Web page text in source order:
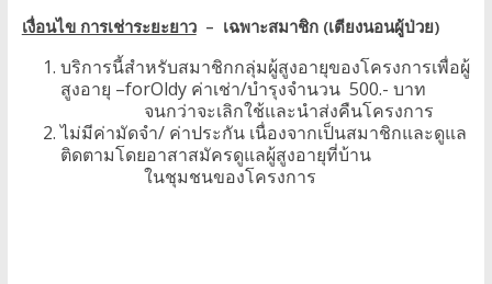
เงื่อนไข การเช่าระยะยาว– เฉพาะสมาชิก (เตียงนอนผู้ป่วย)
บริการนี้สำหรับสมาชิกกลุ่มผู้สูงอายุของโครงการเพื่อผู้
สูงอายุ –forOldy ค่าเช่า/บำรุงจำนวน 500.- บาท
จนกว่าจะเลิกใช้และนำส่งคืนโครงการ
ไม่มีค่ามัดจำ/ ค่าประกัน เนื่องจากเป็นสมาชิกและดูแล
ติดตามโดยอาสาสมัครดูแลผู้สูงอายุที่บ้าน
ในชุมชนของโครงการ